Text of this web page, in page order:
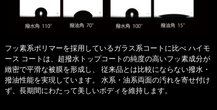
フッ素系ポリマーを採用しているガラス系コートに比べ ハイモ
ース コートは、超撥水トップコートの純度の高いフッ素成分が
緻密で平滑な被膜を形成し、 従来品とは比較にならない撥水・
撥油性能を実現しています。 水系・油系両面の汚れを寄せ付け
ず、長期間にわたって美しいボディを維持します。